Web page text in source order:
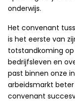
onderwijs.
Het convenant
is het eerste van
totstandkoming
bedrijfsleven en
past binnen onze
arbeidsmarkt
convenant